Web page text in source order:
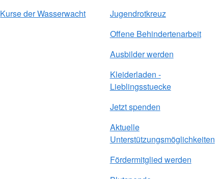
Kurse der Wasserwacht
Jugendrotkreuz
Offene Behindertenarbeit
Ausbilder werden
Kleiderladen -
Lieblingsstuecke
Jetzt spenden
Aktuelle
Unterstützungsmöglichkeiten
Fördermitglied werden